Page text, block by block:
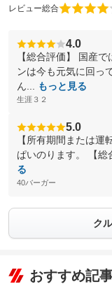
レビュー総合
4.0
【総合評価】 国産
ンは今も元気に回っ
ん...
もっと見る
生涯３２
5.0
【所有期間または
ぱいのります。 【総
る
40バーガー
ク
おすすめ記